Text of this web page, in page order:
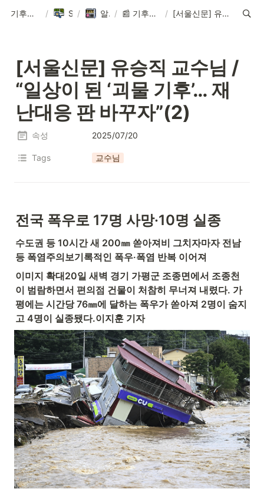
기후환경에너지학과 / Sitemap
/ 알림 ∙ News/ 📰 기후환경에너지학과의 새로운 소식 / [서울신문] 유승직 교수님 / “일상이 된 ‘괴물 기후’… 재난대응 판 바꾸자”(2)
[서울신문] 유승직 교수님 /
“일상이 된 ‘괴물 기후’… 재
난대응 판 바꾸자”(2)
속성 2025/07/20
Tags 교수님
전국 폭우로 17명 사망·10명 실종
수도권 등 10시간 새 200㎜ 쏟아져비 그치자마자 전남
등 폭염주의보기록적인 폭우·폭염 반복 이어져
이미지 확대20일 새벽 경기 가평군 조종면에서 조종천
이 범람하면서 편의점 건물이 처참히 무너져 내렸다. 가
평에는 시간당 76㎜에 달하는 폭우가 쏟아져 2명이 숨지
고 4명이 실종됐다.이지훈 기자